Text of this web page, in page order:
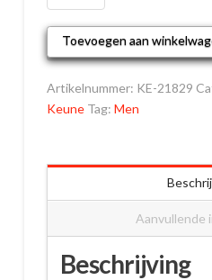
By
J.M.
Keune
Oil
aantal
Toevoegen aan
Artikelnummer: KE-21829
Keune Tag: Men
Aanvullende
Beschrijving